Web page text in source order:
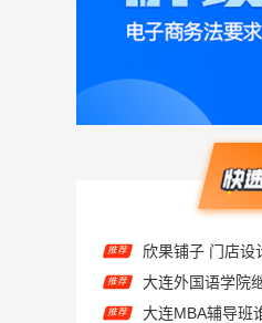
推荐 欣果铺子 门店设
推荐 大连外国语学院
推荐 大连MBA辅导班